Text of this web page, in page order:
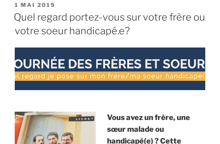
un
constat
accablant
pour
les
centres
sociaux
PUBLIÉ
LE
1 MAI 2019
Quel regard portez-vous sur votre frère ou
votre soeur handicapé.e?
Vous avez un frère, une
sœur malade ou
handicapé(e) ? Cette